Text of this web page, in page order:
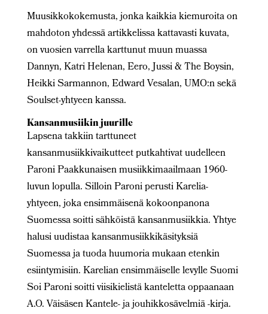
Muusikkokokemusta, jonka kaikkia kiemuroita on
mahdoton yhdessä artikkelissa kattavasti kuvata,
on vuosien varrella karttunut muun muassa
Dannyn, Katri Helenan, Eero, Jussi & The Boysin,
Heikki Sarmannon, Edward Vesalan, UMO:n sekä
Soulset-yhtyeen kanssa.
Kansanmusiikin juurille
Lapsena takkiin tarttuneet
kansanmusiikkivaikutteet putkahtivat uudelleen
Paroni Paakkunaisen musiikkimaailmaan 1960-
luvun lopulla. Silloin Paroni perusti Karelia-
yhtyeen, joka ensimmäisenä kokoonpanona
Suomessa soitti sähköistä kansanmusiikkia. Yhtye
halusi uudistaa kansanmusiikkikäsityksiä
Suomessa ja tuoda huumoria mukaan etenkin
esiintymisiin. Karelian ensimmäiselle levylle Suomi
Soi Paroni soitti viisikielistä kanteletta oppaanaan
A.O. Väisäsen Kantele- ja jouhikkosävelmiä -kirja.